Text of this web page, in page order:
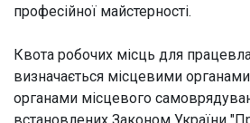
професійної майстерності.
Квота робочих місць для
визначається місцевими
органами місцевого